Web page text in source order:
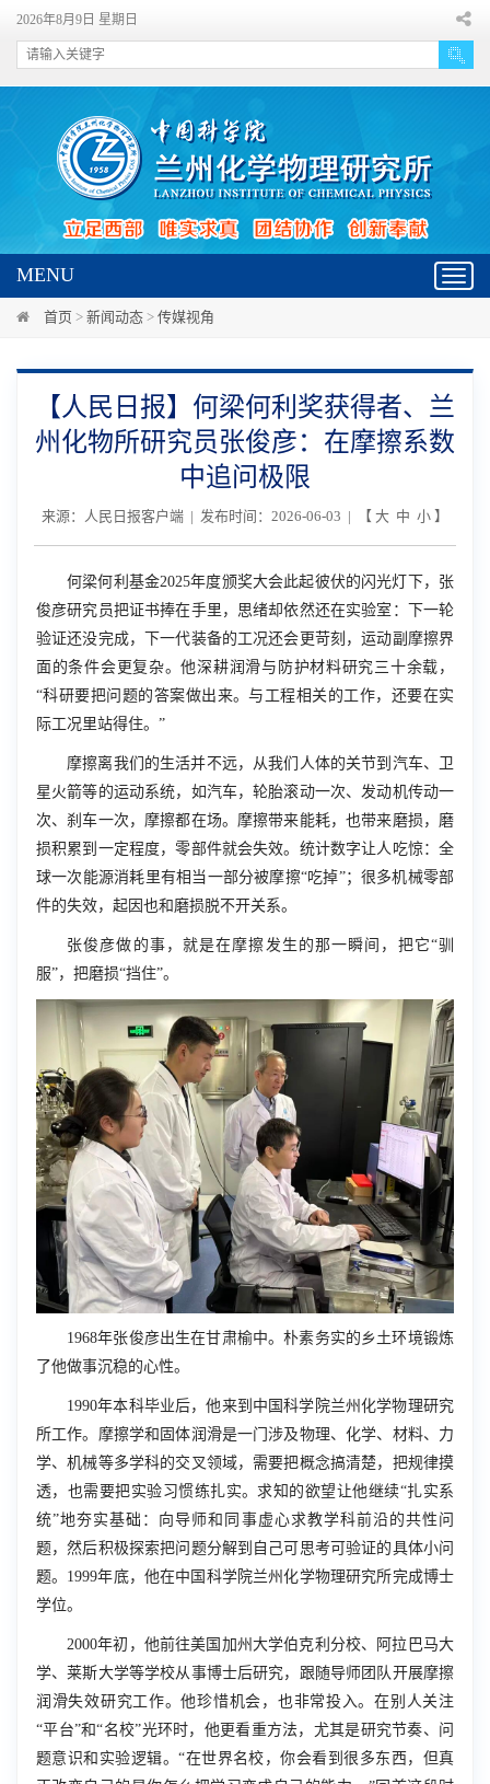
2026年8月9日 星期日
MENU
首页 > 新闻动态 > 传媒视角
【人民日报】何梁何利奖获得者、兰
州化物所研究员张俊彦：在摩擦系数
中追问极限
来源：人民日报客户端 | 发布时间：2026-06-03 | 【 大 中 小 】
何梁何利基金2025年度颁奖大会此起彼伏的闪光灯下，张
俊彦研究员把证书捧在手里，思绪却依然还在实验室：下一轮
验证还没完成，下一代装备的工况还会更苛刻，运动副摩擦界
面的条件会更复杂。他深耕润滑与防护材料研究三十余载，
“科研要把问题的答案做出来。与工程相关的工作，还要在实
际工况里站得住。”
摩擦离我们的生活并不远，从我们人体的关节到汽车、卫
星火箭等的运动系统，如汽车，轮胎滚动一次、发动机传动一
次、刹车一次，摩擦都在场。摩擦带来能耗，也带来磨损，磨
损积累到一定程度，零部件就会失效。统计数字让人吃惊：全
球一次能源消耗里有相当一部分被摩擦“吃掉”；很多机械零部
件的失效，起因也和磨损脱不开关系。
张俊彦做的事，就是在摩擦发生的那一瞬间，把它“驯
服”，把磨损“挡住”。
1968年张俊彦出生在甘肃榆中。朴素务实的乡土环境锻炼
了他做事沉稳的心性。
1990年本科毕业后，他来到中国科学院兰州化学物理研究
所工作。摩擦学和固体润滑是一门涉及物理、化学、材料、力
学、机械等多学科的交叉领域，需要把概念搞清楚，把规律摸
透，也需要把实验习惯练扎实。求知的欲望让他继续“扎实系
统”地夯实基础：向导师和同事虚心求教学科前沿的共性问
题，然后积极探索把问题分解到自己可思考可验证的具体小问
题。1999年底，他在中国科学院兰州化学物理研究所完成博士
学位。
2000年初，他前往美国加州大学伯克利分校、阿拉巴马大
学、莱斯大学等学校从事博士后研究，跟随导师团队开展摩擦
润滑失效研究工作。他珍惜机会，也非常投入。在别人关注
“平台”和“名校”光环时，他更看重方法，尤其是研究节奏、问
题意识和实验逻辑。“在世界名校，你会看到很多东西，但真